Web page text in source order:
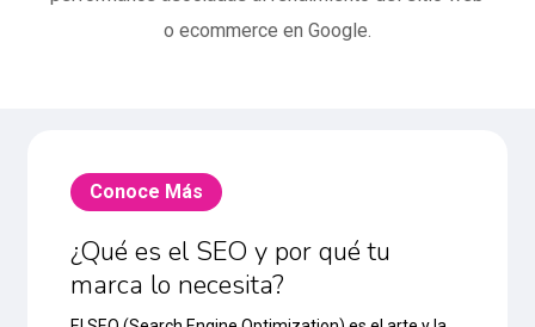
o ecommerce en Google.
Conoce Más
¿Qué es el SEO y por qué tu
marca lo necesita?